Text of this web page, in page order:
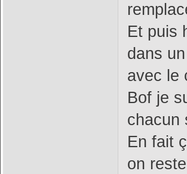
Et puis
dans
avec le
Bof je
chacun
En fait
on